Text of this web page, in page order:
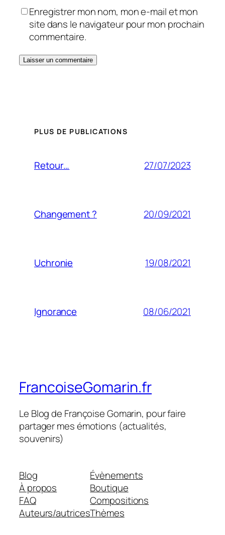
Enregistrer mon nom, mon e-mail et mon
site dans le navigateur pour mon prochain
commentaire.
PLUS DE PUBLICATIONS
Retour… 27/07/2023
Changement ? 20/09/2021
Uchronie 19/08/2021
Ignorance 08/06/2021
FrancoiseGomarin.fr
Le Blog de Françoise Gomarin, pour faire
partager mes émotions (actualités,
souvenirs)
Blog
À propos
FAQ
Auteurs/autrices
Évènements
Boutique
Compositions
Thèmes